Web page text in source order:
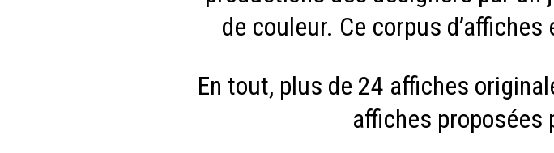
de couleur. Ce corpus
En tout, plus de 24 affiches
affiches proposées